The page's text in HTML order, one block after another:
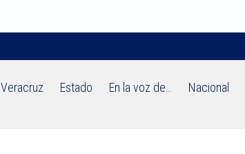
Veracruz Estado En la voz de… Nacional